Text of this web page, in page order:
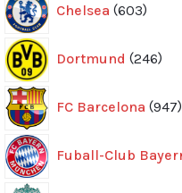
Chelsea 603
Dortmund 246
FC Barcelona 947
Fuball-Club